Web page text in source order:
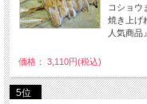
コショウ
焼き上げ
人気商品』
価格： 3,110円(税込)
5位